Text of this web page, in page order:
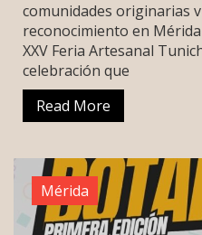
comunidades originarias
reconocimiento en
XXV Feria Artesanal
celebración que
Read More
Mérida